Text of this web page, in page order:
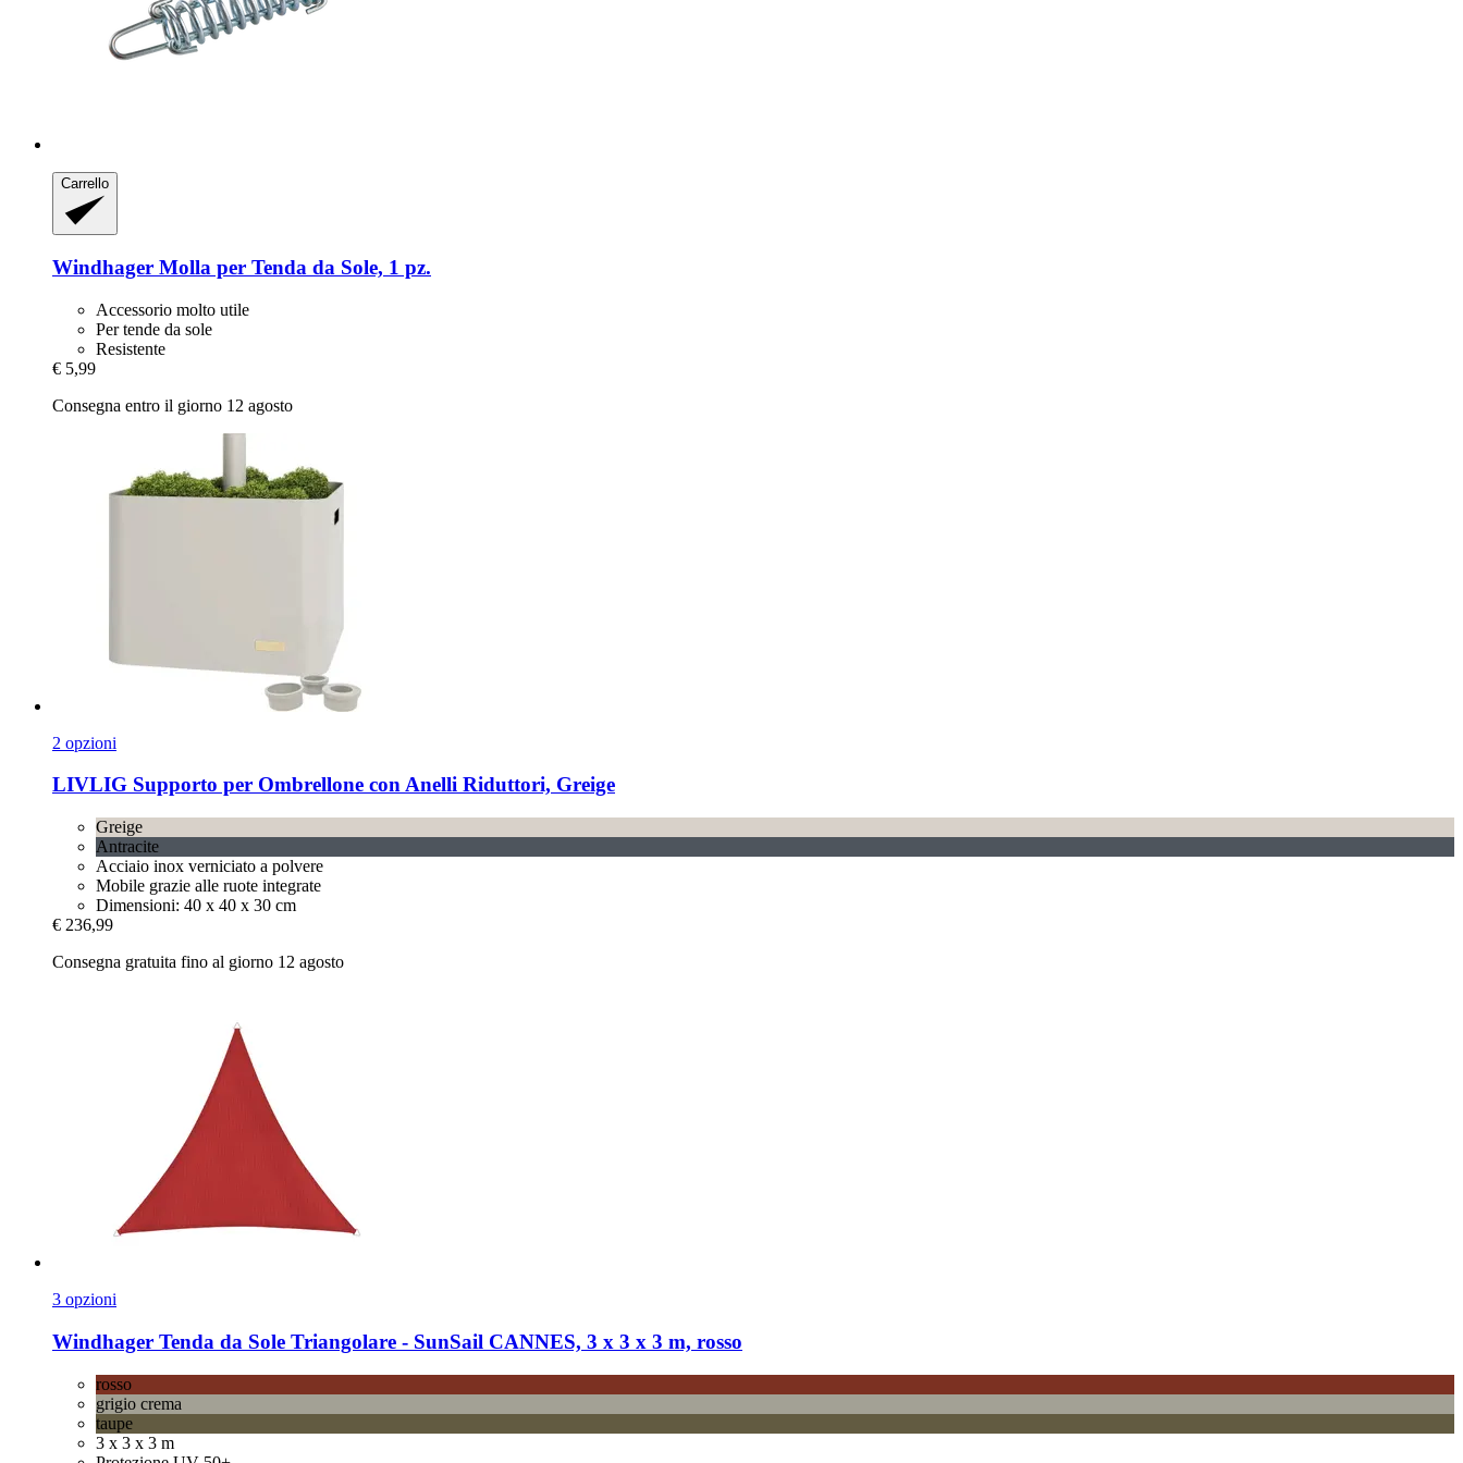
Carrello
Windhager Molla per Tenda da Sole, 1 pz.
Accessorio molto utile
Per tende da sole
Resistente
€ 5,99
Consegna entro il giorno 12 agosto
2 opzioni
LIVLIG Supporto per Ombrellone con Anelli Riduttori, Greige
Greige
Antracite
Acciaio inox verniciato a polvere
Mobile grazie alle ruote integrate
Dimensioni: 40 x 40 x 30 cm
€ 236,99
Consegna gratuita fino al giorno 12 agosto
3 opzioni
Windhager Tenda da Sole Triangolare -​ SunSail CANNES, 3 x 3 x 3 m, rosso
rosso
grigio crema
taupe
3 x 3 x 3 m